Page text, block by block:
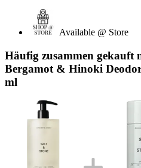
Available @ Store
Häufig zusammen
Bergamot & Hinoki
ml